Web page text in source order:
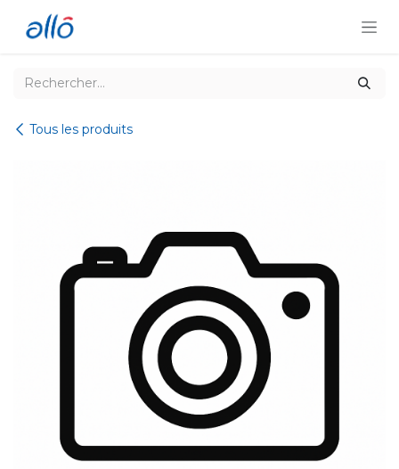
Tous les produits